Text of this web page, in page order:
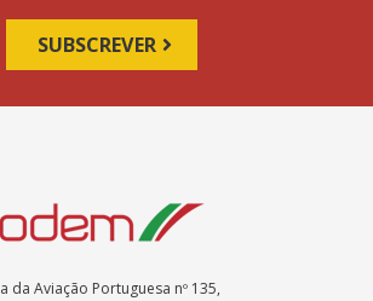
da Aviação Portuguesa nº 135,